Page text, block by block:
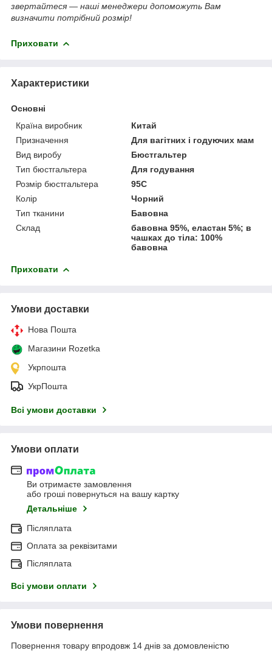
звертайтеся — наші менеджери допоможуть Вам
визначити потрібний розмір!
Приховати
Характеристики
Основні
Країна виробник
Китай
Призначення
Для вагітних і годуючих мам
Вид виробу
Бюстгальтер
Тип бюстгальтера
Для годування
Розмір бюстгальтера
95C
Колір
Чорний
Тип тканини
Бавовна
Склад
бавовна 95%, еластан 5%; в
чашках до тіла: 100%
бавовна
Приховати
Умови доставки
Нова Пошта
Магазини Rozetka
Укрпошта
УкрПошта
Всі умови доставки
Умови оплати
Ви отримаєте замовлення
або гроші повернуться на вашу картку
Детальніше
Післяплата
Оплата за реквізитами
Післяплата
Всі умови оплати
Умови повернення
Повернення товару впродовж 14 днів за домовленістю